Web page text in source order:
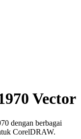
Vector
dengan berbagai
CorelDRAW.